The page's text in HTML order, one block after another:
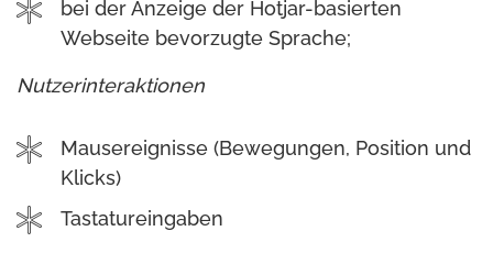
bei der Anzeige der Hotjar-basierten
Webseite bevorzugte Sprache;
Nutzerinteraktionen
Mausereignisse (Bewegungen, Position und
Klicks)
Tastatureingaben